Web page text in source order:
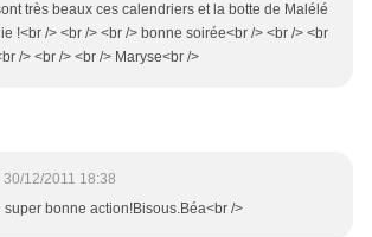
très beaux ces calendriers et la botte de Malélé
!<br /> <br /> <br /> bonne soirée<br /> <br /> <br
/> <br /> <br /> Maryse<br />
30/12/2011 18:38
super bonne action!Bisous.Béa<br />